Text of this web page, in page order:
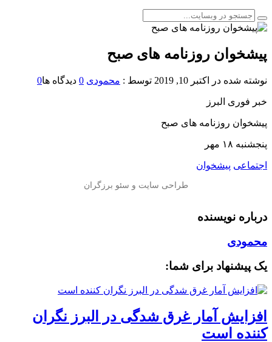
پیشخوان روزنامه های صبح
نوشته شده در اکتبر 10, 2019 توسط : محمودی 0 دیدگاه ها0
خبر فوری البرز
پیشخوان روزنامه های صبح
پنجشنبه ۱۸ مهر
اجتماعی پیشخوان
درباره نویسنده
محمودی
یک پیشنهاد برای شما:
افزایش آمار غرق شدگی در البرز نگران
کننده است